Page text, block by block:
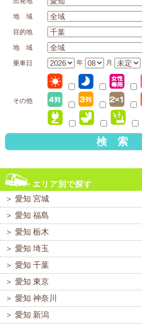
地 域
目的地
地 域
乗車日 年 月
その他
検 索
エリア別で探す
＞ 愛知 宮城
＞ 愛知 福島
＞ 愛知 栃木
＞ 愛知 埼玉
＞ 愛知 千葉
＞ 愛知 東京
＞ 愛知 神奈川
＞ 愛知 新潟